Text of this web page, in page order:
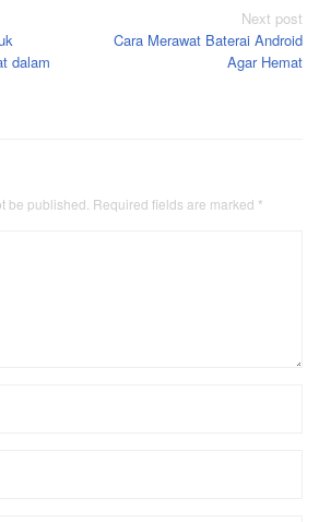
dalam
Next post
Cara Merawat Baterai Android
Agar Hemat
be published. Required fields are marked *